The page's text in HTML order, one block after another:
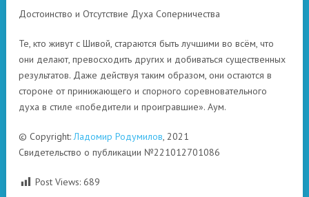
Достоинство и Отсутствие Духа Соперничества
Те, кто живут с Шивой, стараются быть лучшими во всём, что
они делают, превосходить других и добиваться существенных
результатов. Даже действуя таким образом, они остаются в
стороне от принижающего и спорного соревновательного
духа в стиле «победители и проигравшие». Аум.
© Copyright:Ладомир Родумилов, 2021
Свидетельство о публикации №221012701086
Post Views: 689